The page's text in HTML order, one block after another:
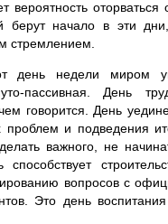
вероятность
берут начало в эти
стремлением.
день недели миром
пассивная. День
говорится. День
проблем и подведения
важного, не
способствует
вопросов с
Это день